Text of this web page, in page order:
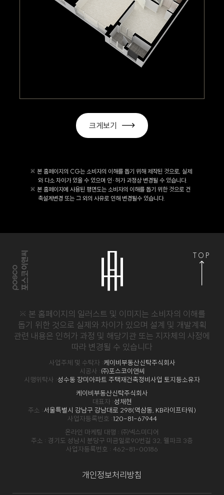
크게보기
※ 본 홈페이지의 CG는 소비자의 이해를 돕기 위해 제작된 것으로, 실제
와 다소 차이가 있을 수 있으며 인·허가 과정상 변경될 수 있습니다.
※ 본 홈페이지에 사용된 평면도는 소비자의 이해를 돕기 위한 것으로 건
축설계변경 또는 그 외의 사유로 인해 변경될수 있습니다.
TOP
※ 본 홈페이지의 일러스트 및 이미지는 소비자의 이해를
돕기 위한 것으로 실제와 차이가 있으며 설계 및 개발계획
관련 내용은 인허가 과정 및 해당기관 또는 지자체의 사정에
따라 변경될 수 있습니다
사업주체 및 수탁자 :케이비부동산신탁주식회사
시공사 :㈜포스코이앤씨
시행위탁사 :성수동 장미아파트 주택재건축정비사업 토지등소유자
케이비부동산신탁주식회사
대표자 :성채현
주소 :서울특별시 강남구 강남대로 298(역삼동, KB라이프타워)
사업자등록번호 :120-81-67944
온라인 마케팅 대행 : ㈜넥스미디어
주소 : 경기도 성남시 분당구 미금일로90번길 32, 웰파크 3층
사업자등록번호 : 462-81-00186
개인정보처리방침